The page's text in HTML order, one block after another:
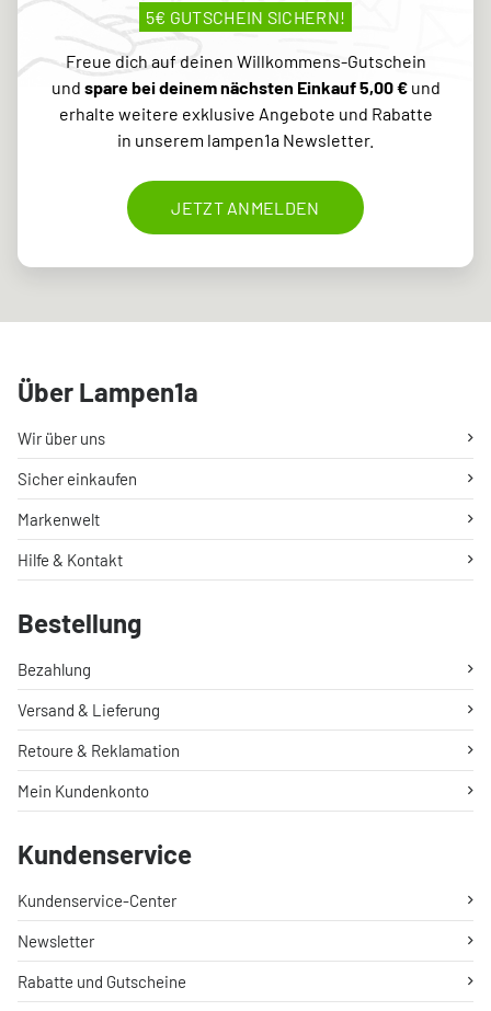
5€ GUTSCHEIN SICHERN!
Freue dich auf deinen Willkommens-Gutschein
und spare bei deinem nächsten Einkauf 5,00 €und
erhalte weitere exklusive Angebote und Rabatte
in unserem lampen1a Newsletter.
JETZT ANMELDEN
Über Lampen1a
Wir über uns
Sicher einkaufen
Markenwelt
Hilfe & Kontakt
Bestellung
Bezahlung
Versand & Lieferung
Retoure & Reklamation
Mein Kundenkonto
Kundenservice
Kundenservice-Center
Newsletter
Rabatte und Gutscheine